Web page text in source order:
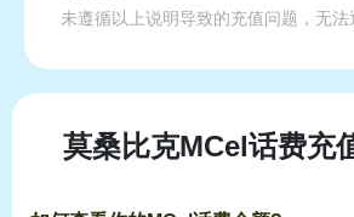
未遵循以上说明导致的充值问题，无法
莫桑比克MCel话费充